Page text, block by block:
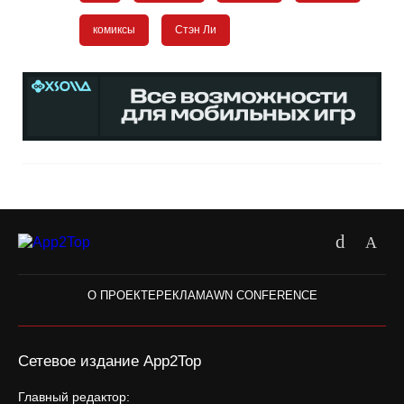
комиксы Стэн Ли
О ПРОЕКТЕРЕКЛАМАWN CONFERENCE
Сетевое издание App2Top
Главный редактор: